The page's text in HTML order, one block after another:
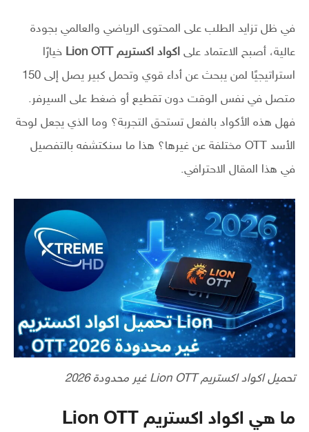
في ظل تزايد الطلب على المحتوى الرياضي والعالمي بجودة
عالية، أصبح الاعتماد على اكواد اكستريم Lion OTT
خيارًا
استراتيجيًا لمن يبحث عن أداء قوي وتحمل كبير يصل إلى 150
متصل في نفس الوقت دون تقطيع أو ضغط على السيرفر.
فهل هذه الأكواد بالفعل تستحق التجربة؟ وما الذي يجعل لوحة
الأسد OTT مختلفة عن غيرها؟ هذا ما سنكتشفه بالتفصيل
في هذا المقال الاحترافي.
تحميل اكواد اكستريم Lion OTT غير محدودة 2026
ما هي اكواد اكستريم Lion OTT